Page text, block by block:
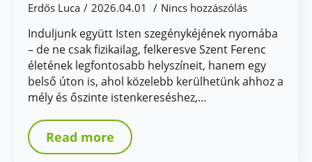
Erdős Luca 2026.04.01 Nincs hozzászólás
Induljunk együtt Isten szegénykéjének nyomába
– de ne csak fizikailag, felkeresve Szent Ferenc
életének legfontosabb helyszíneit, hanem egy
belső úton is, ahol közelebb kerülhetünk ahhoz a
mély és őszinte istenkereséshez,…
Read more